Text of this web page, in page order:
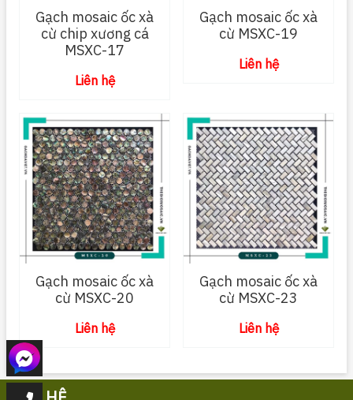
Gạch mosaic ốc xà
cừ chip xương cá
MSXC-17
Liên hệ
Gạch mosaic ốc xà
cừ MSXC-19
Liên hệ
Gạch mosaic ốc xà
cừ MSXC-20
Liên hệ
Gạch mosaic ốc xà
cừ MSXC-23
Liên hệ